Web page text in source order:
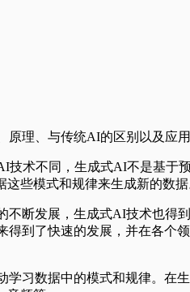
理、与传统AI的区别以及应用
术不同，生成式AI不是基于
些模式和规律来生成新的数据
不断发展，生成式AI技术也得
得到了快速的发展，并在各个
习数据中的模式和规律。在生